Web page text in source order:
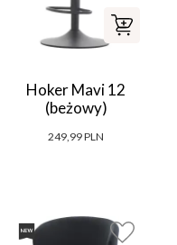
Hoker Mavi 12
(beżowy)
249,99 PLN